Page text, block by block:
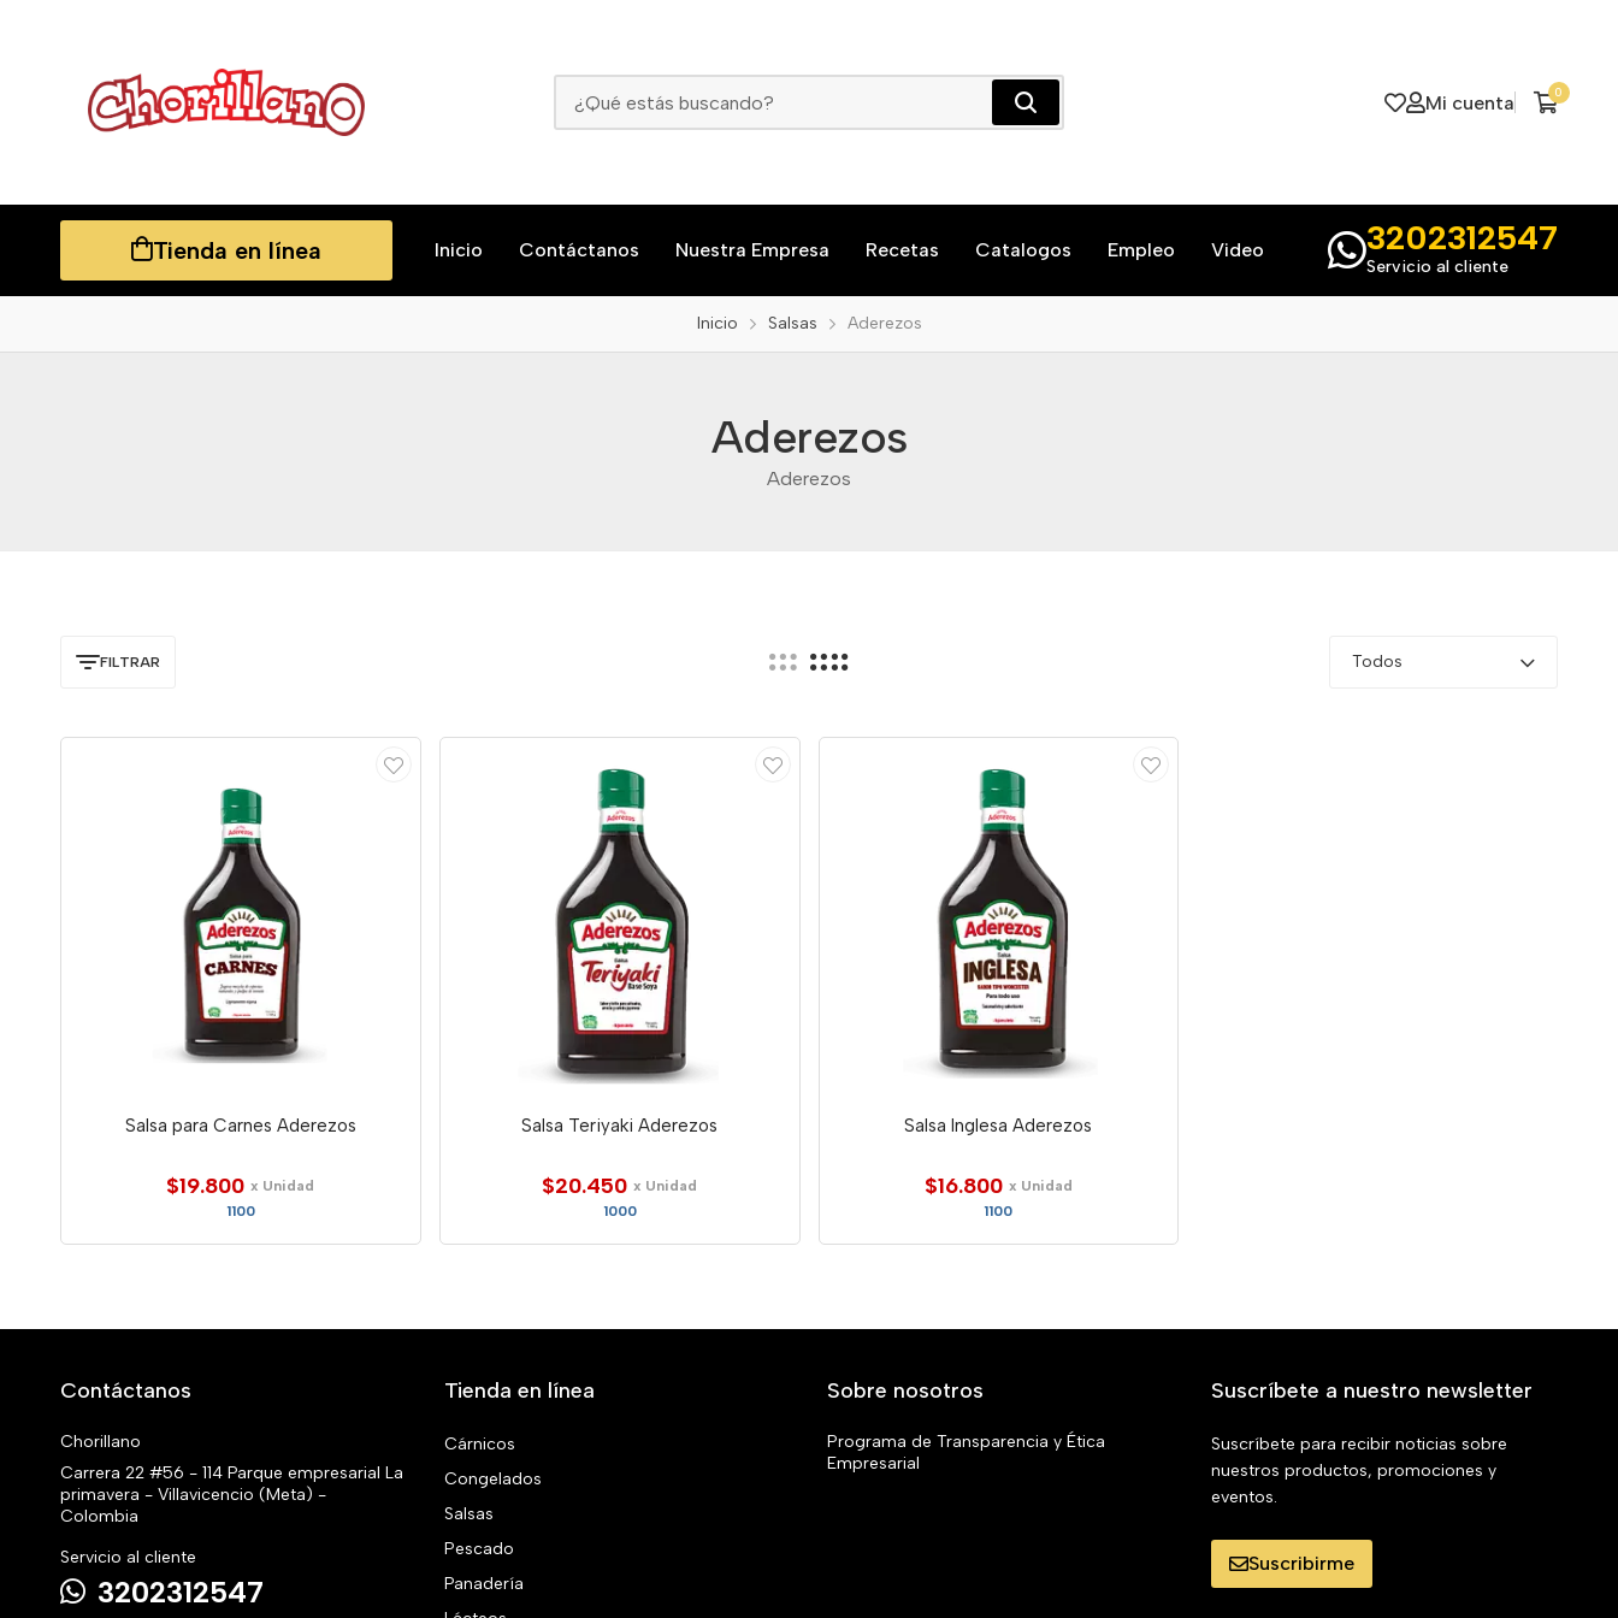
Mi cuenta 0
Tienda en línea Inicio Contáctanos Nuestra Empresa Recetas Catalogos Empleo Video 3202312547
Servicio al cliente
Inicio Salsas Aderezos
Aderezos
Aderezos
FILTRAR Todos
Salsa para Carnes Aderezos
$19.800 x Unidad
1100
Salsa Teriyaki Aderezos
$20.450 x Unidad
1000
Salsa Inglesa Aderezos
$16.800 x Unidad
1100
Contáctanos
Chorillano
Carrera 22 #56 - 114 Parque empresarial La
primavera - Villavicencio (Meta) -
Colombia
Servicio al cliente
3202312547
Tienda en línea
Cárnicos
Congelados
Salsas
Pescado
Panadería
Sobre nosotros
Programa de Transparencia y Ética
Empresarial
Suscríbete a nuestro newsletter
Suscríbete para recibir noticias sobre
nuestros productos, promociones y
eventos.
Suscribirme